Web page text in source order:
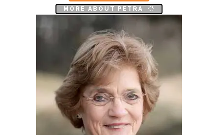
MORE ABOUT PETRA